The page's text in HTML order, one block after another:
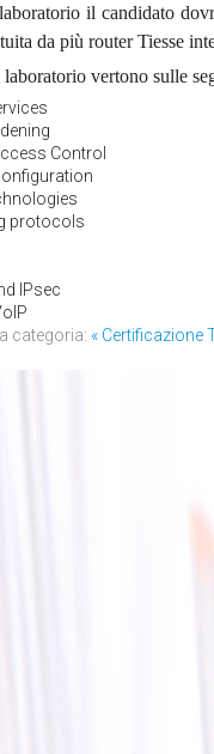
il candidato
da più router Tiesse
vertono sulle
Control
protocols
IPsec
categoria: « Certificazione